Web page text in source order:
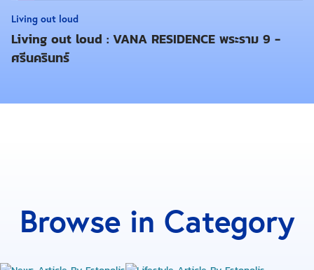
เมื่อได้มาเห็นภาพเมืองสวย ๆ อย่างที่ใจต้องการแล้ว จุด
หมายต่อไปก็คือ การตามหาสถานที่พักผ่อนไว้นั่งมองวิว
Carapace’คาเฟ่ริมหาดเขาเต่าที่มาในธีมสีฟ้าน้ำทะเล
Living out loud
Living out loud : VANA RESIDENCE พระราม 9 -
ศรีนครินทร์
Browse in Category